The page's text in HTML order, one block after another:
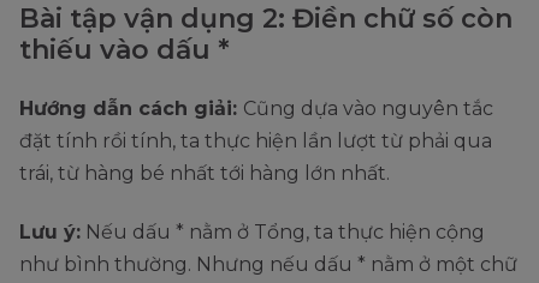
Bài tập vận dụng 2: Điền chữ số còn
thiếu vào dấu *
Hướng dẫn cách giải: Cũng dựa vào nguyên tắc
đặt tính rồi tính, ta thực hiện lần lượt từ phải qua
trái, từ hàng bé nhất tới hàng lớn nhất.
Lưu ý: Nếu dấu * nằm ở Tổng, ta thực hiện cộng
như bình thường. Nhưng nếu dấu * nằm ở một chữ